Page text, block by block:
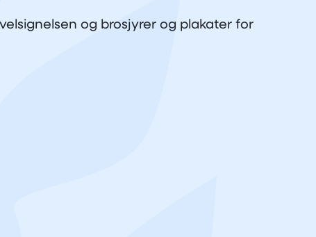
og brosjyrer og plakater for